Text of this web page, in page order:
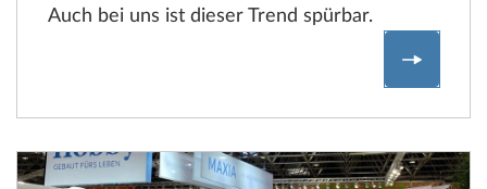
Auch bei uns ist dieser Trend spürbar.